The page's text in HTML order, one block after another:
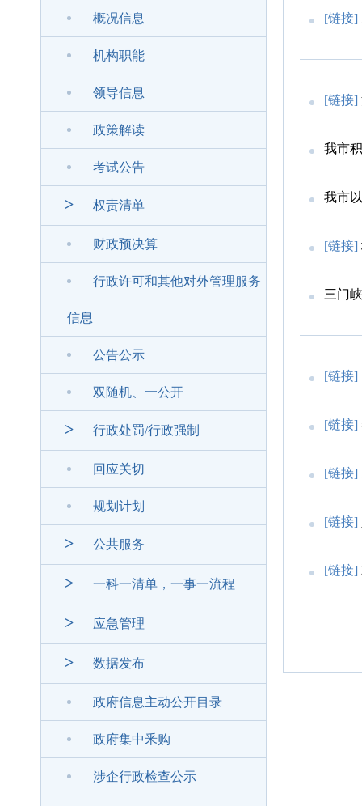
概况信息
机构职能
领导信息
政策解读
考试公告
> 权责清单
财政预决算
行政许可和其他对外管理服务
信息
公告公示
双随机、一公开
> 行政处罚/行政强制
回应关切
规划计划
> 公共服务
> 一科一清单，一事一流程
> 应急管理
> 数据发布
政府信息主动公开目录
政府集中釆购
涉企行政检查公示
[链接]
[链接]
我市
我市
[链接]
三门
[链接]
[链接]
[链接]
[链接]
[链接]